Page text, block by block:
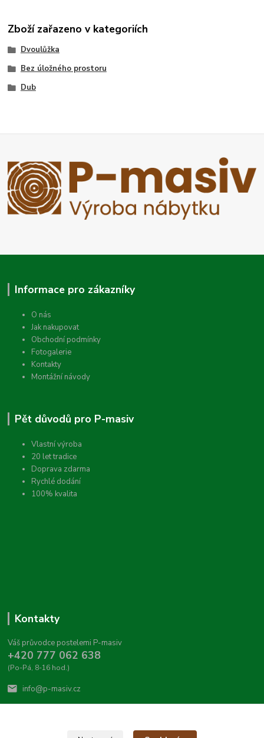
Zboží zařazeno v kategoriích
Dvoulůžka
Bez úložného prostoru
Dub
Informace pro zákazníky
O nás
Jak nakupovat
Obchodní podmínky
Fotogalerie
Kontakty
Montážní návody
Pět důvodů pro P-masiv
Vlastní výroba
20 let tradice
Doprava zdarma
Rychlé dodání
100% kvalita
Kontakty
Váš průvodce postelemi P-masiv
+420 777 062 638
(Po-Pá, 8-16 hod.)
info@p-masiv.cz